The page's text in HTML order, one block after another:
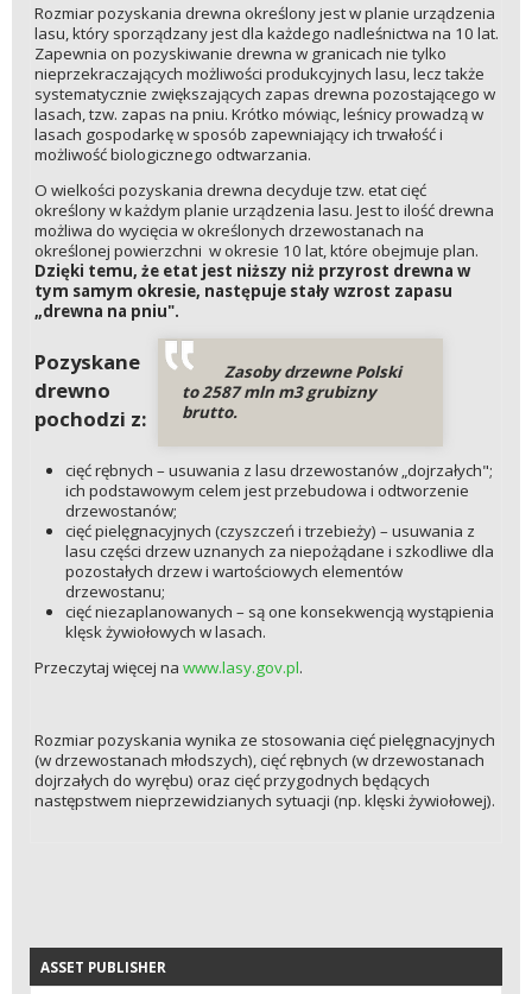
Rozmiar pozyskania drewna określony jest w planie urządzenia
lasu, który sporządzany jest dla każdego nadleśnictwa na 10 lat.
Zapewnia on pozyskiwanie drewna w granicach nie tylko
nieprzekraczających możliwości produkcyjnych lasu, lecz także
systematycznie zwiększających zapas drewna pozostającego w
lasach, tzw. zapas na pniu. Krótko mówiąc, leśnicy prowadzą w
lasach gospodarkę w sposób zapewniający ich trwałość i
możliwość biologicznego odtwarzania.
O wielkości pozyskania drewna decyduje tzw. etat cięć
określony w każdym planie urządzenia lasu. Jest to ilość drewna
możliwa do wycięcia w określonych drzewostanach na
określonej powierzchni w okresie 10 lat, które obejmuje plan.
Dzięki temu, że etat jest niższy niż przyrost drewna w
tym samym okresie, następuje stały wzrost zapasu
„drewna na pniu".
Zasoby drzewne Polski
to 2587 mln m3 grubizny
brutto.
Pozyskane
drewno
pochodzi z:
cięć rębnych – usuwania z lasu drzewostanów „dojrzałych";
ich podstawowym celem jest przebudowa i odtworzenie
drzewostanów;
cięć pielęgnacyjnych (czyszczeń i trzebieży) – usuwania z
lasu części drzew uznanych za niepożądane i szkodliwe dla
pozostałych drzew i wartościowych elementów
drzewostanu;
cięć niezaplanowanych – są one konsekwencją wystąpienia
klęsk żywiołowych w lasach.
Przeczytaj więcej na www.lasy.gov.pl.
Rozmiar pozyskania wynika ze stosowania cięć pielęgnacyjnych
(w drzewostanach młodszych), cięć rębnych (w drzewostanach
dojrzałych do wyrębu) oraz cięć przygodnych będących
następstwem nieprzewidzianych sytuacji (np. klęski żywiołowej).
ASSET PUBLISHER
ASSET PUBLISHER